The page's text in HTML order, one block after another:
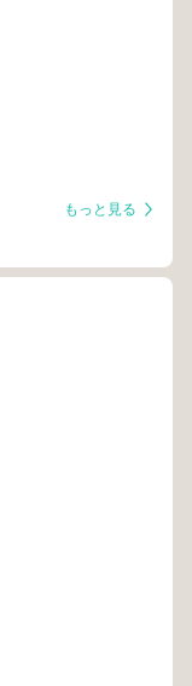
もっと見る